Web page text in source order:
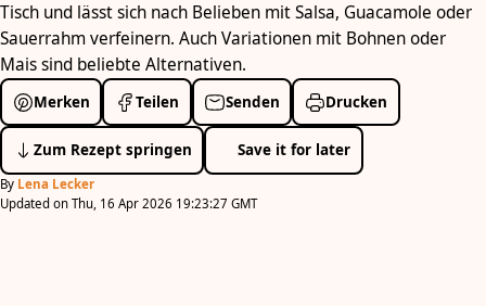
Tisch und lässt sich nach Belieben mit Salsa, Guacamole oder
Sauerrahm verfeinern. Auch Variationen mit Bohnen oder
Mais sind beliebte Alternativen.
Merken Teilen Senden Drucken
Zum Rezept springen Save it for later
By Lena Lecker
Updated on Thu, 16 Apr 2026 19:23:27 GMT